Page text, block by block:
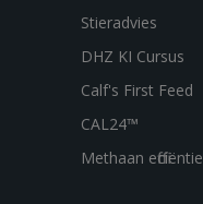
Stieradvies
DHZ KI Cursus
Calf's First Feed
CAL24™
Methaan efficiëntie